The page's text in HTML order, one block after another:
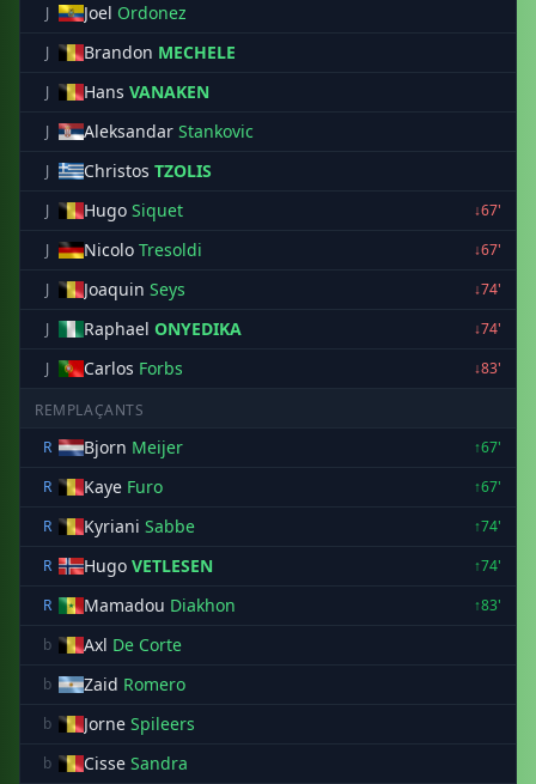
J Joel Ordonez
J Brandon MECHELE
J Hans VANAKEN
J Aleksandar Stankovic
J Christos TZOLIS
J Hugo Siquet
↓67'
J
Nicolo Tresoldi
↓67'
J
Joaquin Seys
↓74'
J
Raphael ONYEDIKA
↓74'
J
Carlos Forbs ↓83'
REMPLAÇANTS
R
Bjorn Meijer
↑67'
R
Kaye Furo
↑67'
R
Kyriani Sabbe
↑74'
R
Hugo VETLESEN
↑74'
R
Mamadou Diakhon
↑83'
b
Axl De Corte
b Zaid Romero
b Jorne Spileers
b Cisse Sandra